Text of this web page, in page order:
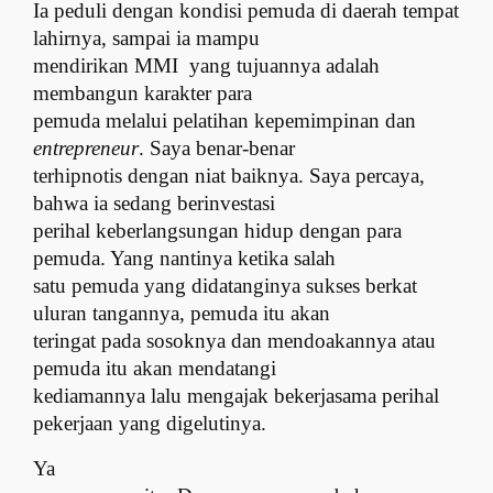
Ia peduli dengan kondisi pemuda di daerah tempat
lahirnya, sampai ia mampu
mendirikanMMI yang tujuannya adalah
membangun karakter para
pemuda melalui pelatihan kepemimpinan dan
entrepreneur. Saya benar-benar
terhipnotis dengan niat baiknya. Saya percaya,
bahwa ia sedang berinvestasi
perihal keberlangsungan hidup dengan para
pemuda. Yang nantinya ketika salah
satu pemuda yang didatanginya sukses berkat
uluran tangannya, pemuda itu akan
teringat pada sosoknya dan mendoakannya atau
pemuda itu akan mendatangi
kediamannya lalu mengajak bekerjasama perihal
pekerjaan yang digelutinya.
Ya